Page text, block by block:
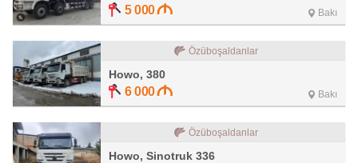
5 000 Bakı
Özüboşaldanlar
Howo, 380
6 000 Bakı
Özüboşaldanlar
Howo, Sinotruk 336